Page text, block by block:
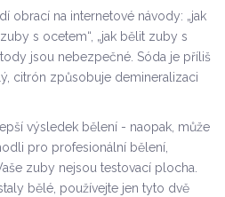
obrací na internetové návody: „jak
s ocetem“, „jak bělit zuby s
jsou nebezpečné. Sóda je příliš
citrón způsobuje demineralizaci
výsledek bělení - naopak, může
pro profesionální bělení,
zuby nejsou testovací plocha.
bělé, používejte jen tyto dvě